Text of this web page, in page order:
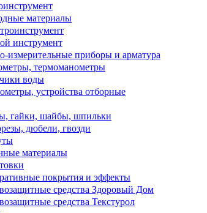
материалы
инструмент
измерительные приборы и арматура
термоманометры
воды
устройства отборные
гайки, шайбы, шпильки
дюбели, гвозди
материалы
покрытия и эффекты
средства Здоровый Дом
средства Текстурол